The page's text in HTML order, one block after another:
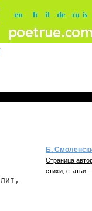
Б.
Страница
стихи, статьи.